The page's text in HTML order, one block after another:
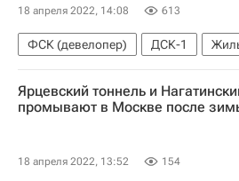
18 апреля 2022, 14:08 613
ФСК (девелопер) ДСК-1
Россия
Строительство
Ярцевский тоннель и
промывают в Москве после
18 апреля 2022, 13:52 154